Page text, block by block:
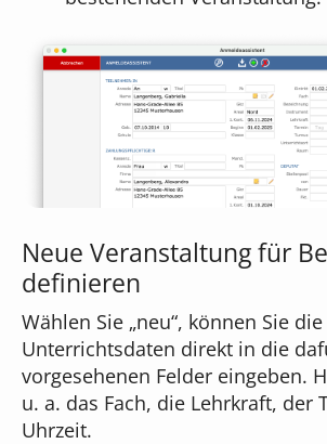
Neue Veranstaltung für
definieren
Wählen Sie „neu“, können Sie die
Unterrichtsdaten direkt in die
vorgesehenen Felder eingeben.
u. a. das Fach, die Lehrkraft, der
Uhrzeit.